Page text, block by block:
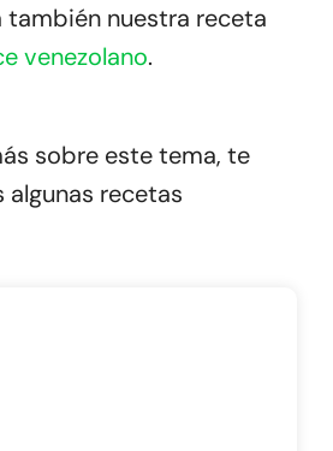
nuestra receta
venezolano.
sobre este tema, te
recetas